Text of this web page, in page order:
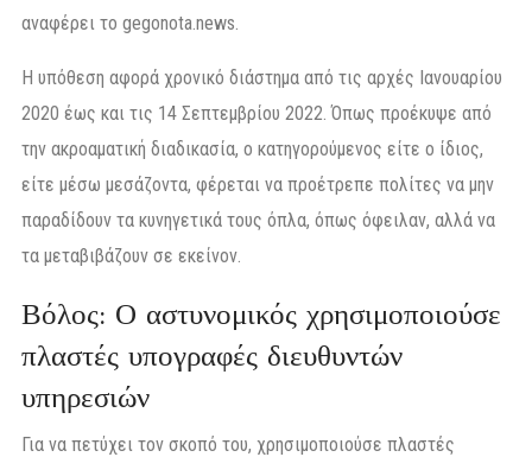
αναφέρει το gegonota.news.
Η υπόθεση αφορά χρονικό διάστημα από τις αρχές Ιανουαρίου
2020 έως και τις 14 Σεπτεμβρίου 2022. Όπως προέκυψε από
την ακροαματική διαδικασία, ο κατηγορούμενος είτε ο ίδιος,
είτε μέσω μεσάζοντα, φέρεται να προέτρεπε πολίτες να μην
παραδίδουν τα κυνηγετικά τους όπλα, όπως όφειλαν, αλλά να
τα μεταβιβάζουν σε εκείνον.
Βόλος: Ο αστυνομικός χρησιμοποιούσε
πλαστές υπογραφές διευθυντών
υπηρεσιών
Για να πετύχει τον σκοπό του, χρησιμοποιούσε πλαστές